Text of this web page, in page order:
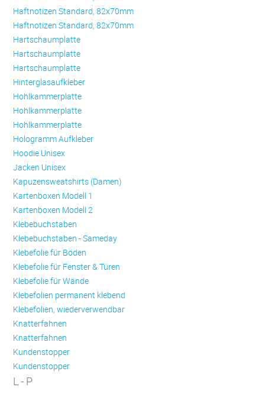
Haftnotizen Standard, 82x70mm
Haftnotizen Standard, 82x70mm
Hartschaumplatte
Hartschaumplatte
Hartschaumplatte
Hinterglasaufkleber
Hohlkammerplatte
Hohlkammerplatte
Hohlkammerplatte
Hologramm Aufkleber
Hoodie Unisex
Jacken Unisex
Kapuzensweatshirts (Damen)
Kartenboxen Modell 1
Kartenboxen Modell 2
Klebebuchstaben
Klebebuchstaben - Sameday
Klebefolie für Böden
Klebefolie für Fenster & Türen
Klebefolie für Wände
Klebefolien permanent klebend
Klebefolien, wiederverwendbar
Knatterfahnen
Knatterfahnen
Kundenstopper
Kundenstopper
L - P